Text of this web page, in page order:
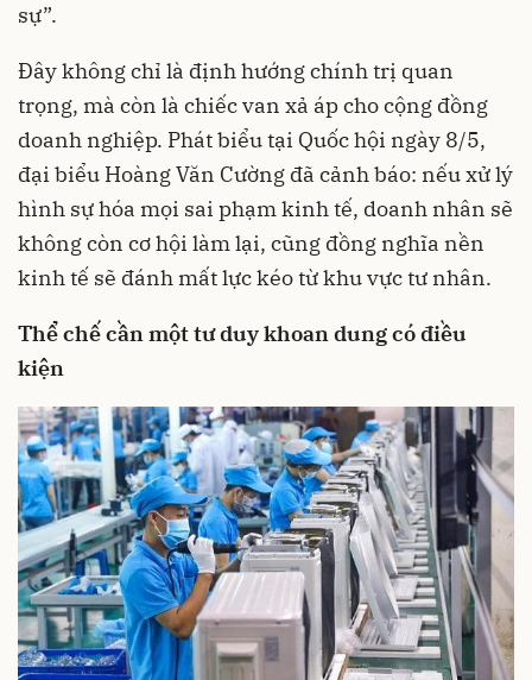
sự”.
Đây không chỉ là định hướng chính trị quan
trọng, mà còn là chiếc van xả áp cho cộng đồng
doanh nghiệp. Phát biểu tại Quốc hội ngày 8/5,
đại biểu Hoàng Văn Cường đã cảnh báo: nếu xử lý
hình sự hóa mọi sai phạm kinh tế, doanh nhân sẽ
không còn cơ hội làm lại, cũng đồng nghĩa nền
kinh tế sẽ đánh mất lực kéo từ khu vực tư nhân.
Thể chế cần một tư duy khoan dung có điều
kiện